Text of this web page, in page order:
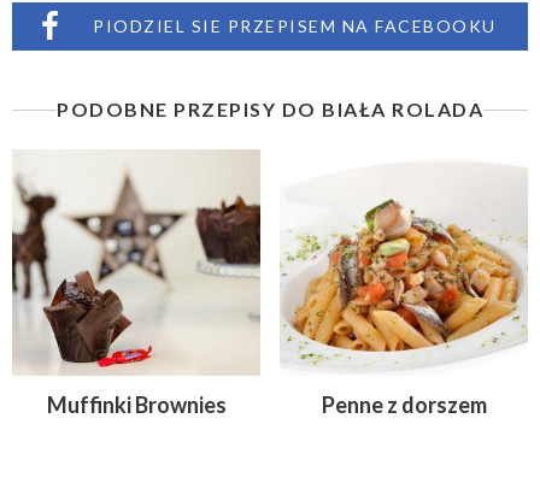
PIODZIEL SIE PRZEPISEM NA FACEBOOKU
PODOBNE PRZEPISY DO BIAŁA ROLADA
Muffinki Brownies Penne z dorszem